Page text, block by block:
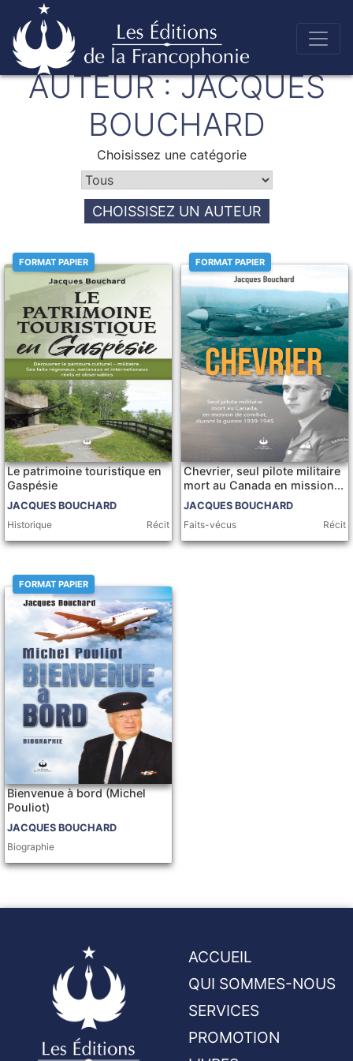
Skip
to
content
Éditions de la francophonie
AUTEUR :JACQUES
BOUCHARD
Choisissez une catégorie
CHOISSISEZ UN AUTEUR
FORMAT PAPIER
Le patrimoine touristique en
Gaspésie
JACQUES BOUCHARD
Historique
Récit
FORMAT PAPIER
Chevrier, seul pilote militaire
mort au Canada en mission...
JACQUES BOUCHARD
Faits-vécus
Récit
FORMAT PAPIER
Bienvenue à bord (Michel
Pouliot)
JACQUES BOUCHARD
Biographie
ACCUEIL
QUI SOMMES-NOUS
SERVICES
PROMOTION